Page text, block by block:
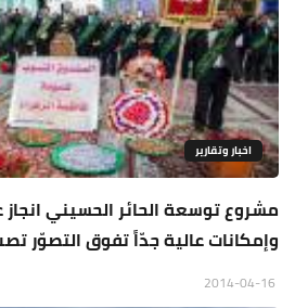
اخبار وتقارير
مشروع توسعة الحائر الحسيني
وإمكانات عالية جدّاً تفوق التصوّر